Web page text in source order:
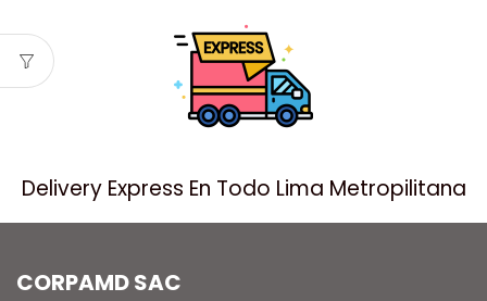
Delivery Express En Todo Lima Metropilitana
CORPAMD SAC